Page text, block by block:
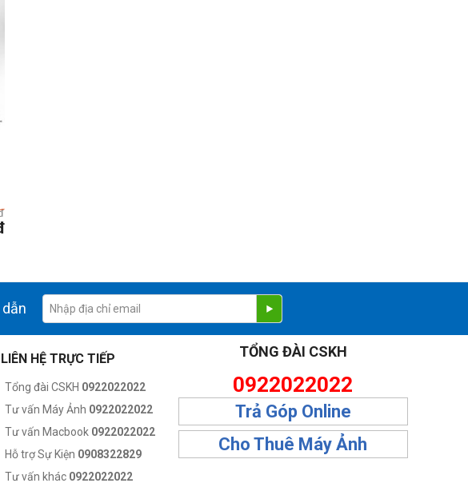
LIÊN HỆ TRỰC TIẾP
Tổng đài CSKH 0922022022
Tư vấn Máy Ảnh 0922022022
Tư vấn Macbook 0922022022
Hỗ trợ Sự Kiện 0908322829
Tư vấn khác 0922022022
TỔNG ĐÀI CSKH
0922022022
Trả Góp Online
Cho Thuê Máy Ảnh